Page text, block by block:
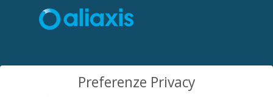
Preferenze Privacy